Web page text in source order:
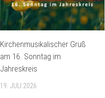
Kirchenmusikalischer Gruß
am 16. Sonntag im
Jahreskreis
19. JULI 2026